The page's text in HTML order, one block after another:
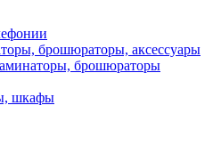
брошюраторы, аксессуары
брошюраторы
шкафы